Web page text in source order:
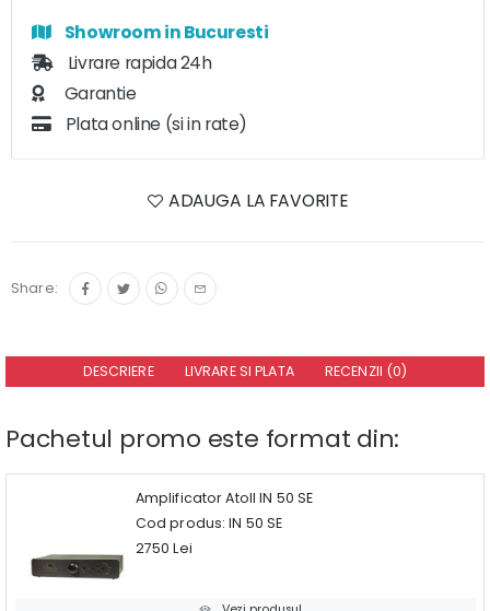
Showroom in Bucuresti
Livrare rapida 24h
Garantie
Plata online (si in rate)
ADAUGA LA FAVORITE
Share:
DESCRIERE LIVRARE SI PLATA RECENZII (0)
Pachetul promo este format din:
Amplificator Atoll IN 50 SE
Cod produs: IN 50 SE
2750 Lei